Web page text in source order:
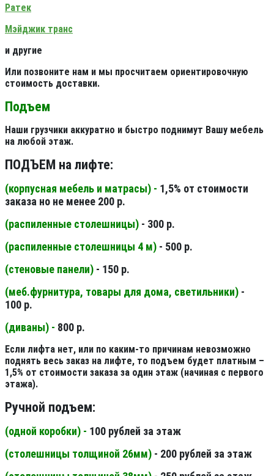
Ратек
Мэйджик транс
и другие
Или позвоните нам и мы просчитаем ориентировочную
стоимость доставки.
Подъем
Наши грузчики аккуратно и быстро поднимут Вашу мебель
на любой этаж.
ПОДЪЕМ на лифте:
(корпусная мебель и матрасы) - 1,5% от стоимости
заказа но не менее 200 р.
(распиленные столешницы) - 300 р.
(распиленные столешницы 4 м) - 500 р.
(стеновые панели) - 150 р.
(меб.фурнитура, товары для дома, светильники) -
100 р.
(диваны) - 800 р.
Если лифта нет, или по каким-то причинам невозможно
поднять весь заказ на лифте, то подъем будет платным –
1,5% от стоимости заказа за один этаж (начиная с первого
этажа).
Ручной подъем:
(одной коробки) - 100 рублей за этаж
(столешницы толщиной 26мм) - 200 рублей за этаж